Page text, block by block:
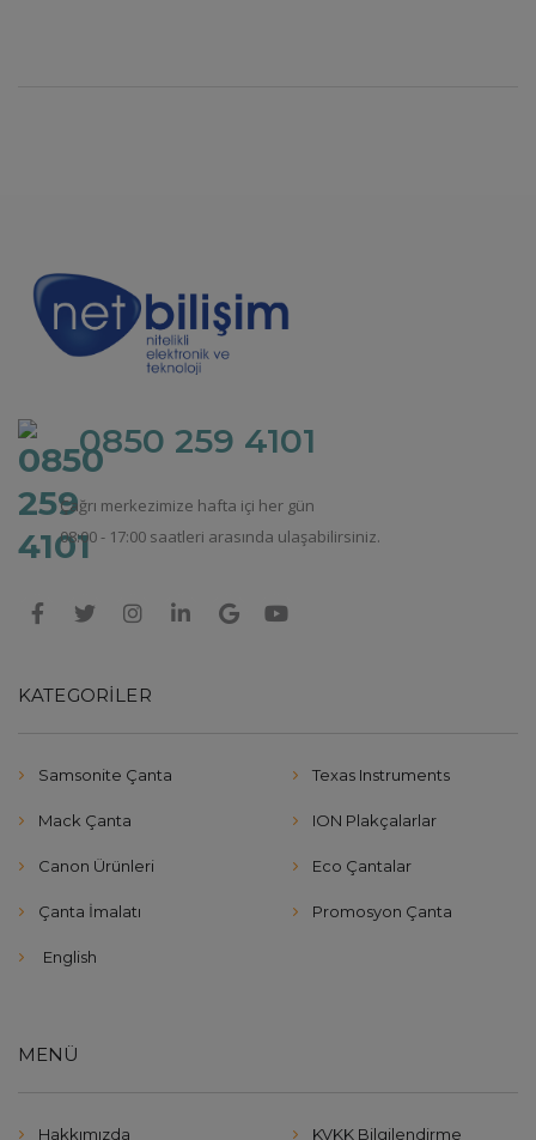
0850 259 4101
Çağrı merkezimize hafta içi her gün
08:00 - 17:00 saatleri arasında ulaşabilirsiniz.
KATEGORILER
Samsonite Çanta Texas Instruments
Mack Çanta ION Plakçalarlar
Canon Ürünleri Eco Çantalar
Çanta İmalatı Promosyon Çanta
English
MENÜ
Hakkımızda KVKK Bilgilendirme